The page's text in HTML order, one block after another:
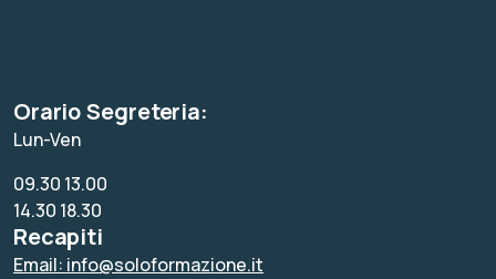
Orario Segreteria:
Lun-Ven
09.30 13.00
14.30 18.30
Recapiti
Email: info@soloformazione.it